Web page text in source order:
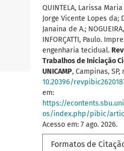
QUINTELA, Larissa Maria
Jorge Vicente Lopes da;
Janaina de A.;
INFORÇATTI, Paulo.
engenharia tecidual.
Trabalhos de Iniciação
UNICAMP, Campinas, SP,
10.20396/
em:
https://
os/index.php/pibic/
Acesso em: 7 ago. 2026.
Formatos de